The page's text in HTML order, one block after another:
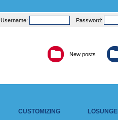
Username: Password:
New posts
CUSTOMIZING